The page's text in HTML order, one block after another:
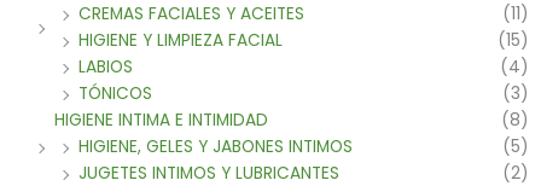
CREMAS FACIALES Y ACEITES
(11)
HIGIENE Y LIMPIEZA FACIAL
(15)
LABIOS
(4)
TÓNICOS
(3)
HIGIENE INTIMA E INTIMIDAD
(8)
HIGIENE, GELES Y JABONES INTIMOS
(5)
JUGETES INTIMOS Y LUBRICANTES
(2)